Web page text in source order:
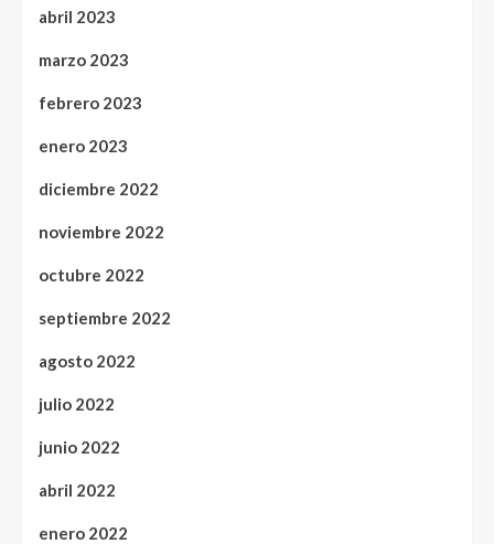
abril 2023
marzo 2023
febrero 2023
enero 2023
diciembre 2022
noviembre 2022
octubre 2022
septiembre 2022
agosto 2022
julio 2022
junio 2022
abril 2022
enero 2022